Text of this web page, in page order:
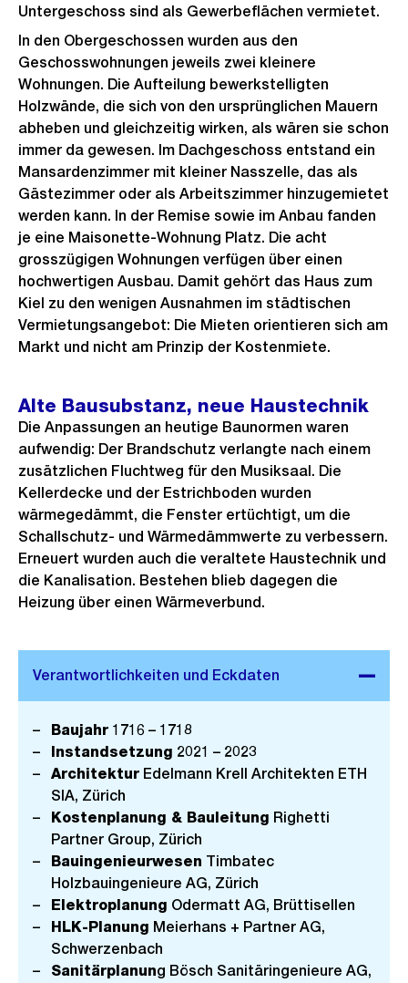
Untergeschoss sind als Gewerbeflächen vermietet.
In den Obergeschossen wurden aus den
Geschosswohnungen jeweils zwei kleinere
Wohnungen. Die Aufteilung bewerkstelligten
Holzwände, die sich von den ursprünglichen Mauern
abheben und gleichzeitig wirken, als wären sie schon
immer da gewesen. Im Dachgeschoss entstand ein
Mansardenzimmer mit kleiner Nasszelle, das als
Gästezimmer oder als Arbeitszimmer hinzugemietet
werden kann. In der Remise sowie im Anbau fanden
je eine Maisonette-Wohnung Platz. Die acht
grosszügigen Wohnungen verfügen über einen
hochwertigen Ausbau. Damit gehört das Haus zum
Kiel zu den wenigen Ausnahmen im städtischen
Vermietungsangebot: Die Mieten orientieren sich am
Markt und nicht am Prinzip der Kostenmiete.
Alte Bausubstanz, neue Haustechnik
Die Anpassungen an heutige Baunormen waren
aufwendig: Der Brandschutz verlangte nach einem
zusätzlichen Fluchtweg für den Musiksaal. Die
Kellerdecke und der Estrichboden wurden
wärmegedämmt, die Fenster ertüchtigt, um die
Schallschutz- und Wärmedämmwerte zu verbessern.
Erneuert wurden auch die veraltete Haustechnik und
die Kanalisation. Bestehen blieb dagegen die
Heizung über einen Wärmeverbund.
Baujahr 1716 – 1718
Instandsetzung 2021 – 2023
Architektur Edelmann Krell Architekten ETH
SIA, Zürich
Kostenplanung & Bauleitung Righetti
Partner Group, Zürich
Bauingenieurwesen Timbatec
Holzbauingenieure AG, Zürich
Elektroplanung Odermatt AG, Brüttisellen
HLK-Planung Meierhans + Partner AG,
Schwerzenbach
Sanitärplanung Bösch Sanitäringenieure AG,